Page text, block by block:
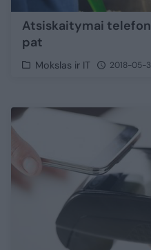
Atsiskaitymai
pat
Mokslas ir IT 2018-05-